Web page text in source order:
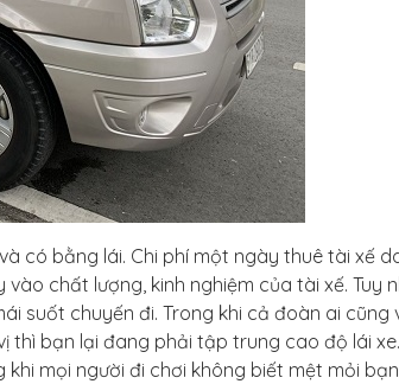
có bằng lái. Chi phí một ngày thuê tài xế
chất lượng, kinh nghiệm của tài xế. Tuy
suốt chuyến đi. Trong khi cả đoàn ai cũng
thì bạn lại đang phải tập trung cao độ lái
mọi người đi chơi không biết mệt mỏi